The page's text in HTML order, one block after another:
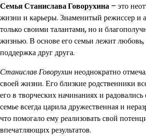
Семья Станислава Говорухина – это
жизни и карьеры. Знаменитый режиссер и
только своими талантами, но и
жизнью. В основе его семьи лежит
поддержка друг друга.
Станислав Говорухиннеоднократно
своей жизни. Его близкие родственники
его в творческих начинаниях и
семье всегда царила дружественная и
что помогало ему реализовать свой
впечатляющих результатов.